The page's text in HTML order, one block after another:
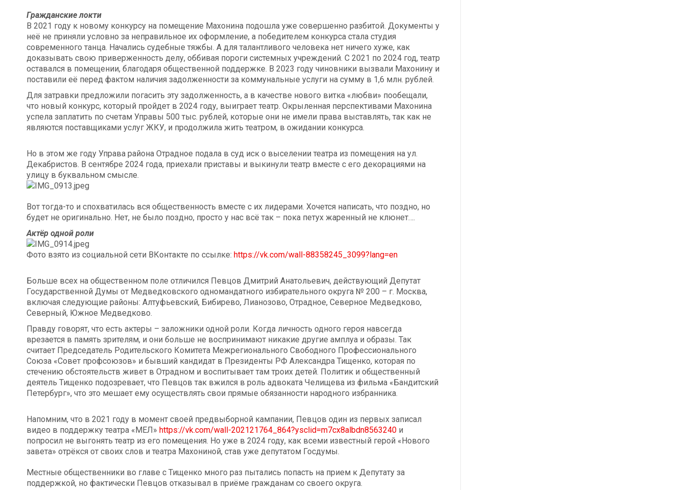
Гражданские локти
В 2021 году к новому конкурсу на помещение Махонина подошла уже совершенно разбитой. Документы у
неё не приняли условно за неправильное их оформление, а победителем конкурса стала студия
современного танца. Начались судебные тяжбы. А для талантливого человека нет ничего хуже, как
доказывать свою приверженность делу, оббивая пороги системных учреждений. С 2021 по 2024 год, театр
оставался в помещении, благодаря общественной поддержке. В 2023 году чиновники вызвали Махонину и
поставили её перед фактом наличия задолженности за коммунальные услуги на сумму в 1,6 млн. рублей.
Для затравки предложили погасить эту задолженность, а в качестве нового витка «любви» пообещали,
что новый конкурс, который пройдет в 2024 году, выиграет театр. Окрыленная перспективами Махонина
успела заплатить по счетам Управы 500 тыс. рублей, которые они не имели права выставлять, так как не
являются поставщиками услуг ЖКУ, и продолжила жить театром, в ожидании конкурса.
Но в этом же году Управа района Отрадное подала в суд иск о выселении театра из помещения на ул.
Декабристов. В сентябре 2024 года, приехали приставы и выкинули театр вместе с его декорациями на
улицу в буквальном смысле.
Вот тогда-то и спохватилась вся общественность вместе с их лидерами. Хочется написать, что поздно, но
будет не оригинально. Нет, не было поздно, просто у нас всё так – пока петух жаренный не клюнет….
Актёр одной роли
Фото взято из социальной сети ВКонтакте по ссылке: https://vk.com/wall-88358245_3099?lang=en
Больше всех на общественном поле отличился Певцов Дмитрий Анатольевич, действующий Депутат
Государственной Думы от Медведковского одномандатного избирательного округа № 200 – г. Москва,
включая следующие районы: Алтуфьевский, Бибирево, Лианозово, Отрадное, Северное Медведково,
Северный, Южное Медведково.
Правду говорят, что есть актеры – заложники одной роли. Когда личность одного героя навсегда
врезается в память зрителям, и они больше не воспринимают никакие другие амплуа и образы. Так
считает Председатель Родительского Комитета Межрегионального Свободного Профессионального
Союза «Совет профсоюзов» и бывший кандидат в Президенты РФ Александра Тищенко, которая по
стечению обстоятельств живет в Отрадном и воспитывает там троих детей. Политик и общественный
деятель Тищенко подозревает, что Певцов так вжился в роль адвоката Челищева из фильма «Бандитский
Петербург», что это мешает ему осуществлять свои прямые обязанности народного избранника.
Напомним, что в 2021 году в момент своей предвыборной кампании, Певцов один из первых записал
видео в поддержку театра «МЕЛ» https://vk.com/wall-202121764_864?ysclid=m7cx8albdn8563240 и
попросил не выгонять театр из его помещения. Но уже в 2024 году, как всеми известный герой «Нового
завета» отрёкся от своих слов и театра Махониной, став уже депутатом Госдумы.
Местные общественники во главе с Тищенко много раз пытались попасть на прием к Депутату за
поддержкой, но фактически Певцов отказывал в приёме гражданам со своего округа.